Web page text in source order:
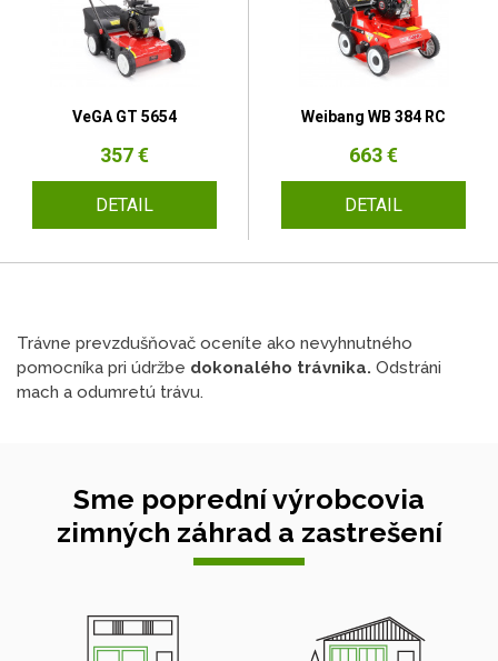
VeGA GT 5654
357 €
DETAIL
Weibang WB 384 RC
663 €
DETAIL
Trávne prevzdušňovač oceníte ako nevyhnutného
pomocníka pri údržbe dokonalého trávnika. Odstráni
mach a odumretú trávu.
Sme poprední výrobcovia
zimných záhrad a zastrešení